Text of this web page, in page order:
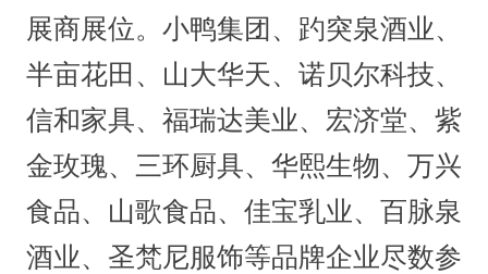
展商展位。小鸭集团、趵突泉酒业、
半亩花田、山大华天、诺贝尔科技、
信和家具、福瑞达美业、宏济堂、紫
金玫瑰、三环厨具、华熙生物、万兴
食品、山歌食品、佳宝乳业、百脉泉
酒业、圣梵尼服饰等品牌企业尽数参